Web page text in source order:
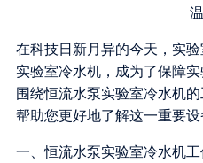
在科技日新月异的今天，实
实验室冷水机，成为了保障
围绕恒流水泵实验室冷水机
帮助您更好地了解这一重要设
一、恒流水泵实验室冷水机工